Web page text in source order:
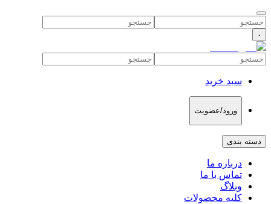
۰
سبد خرید
ورود/عضویت
دسته بندی
درباره ما
تماس با ما
وبلاگ
کلیه محصولات